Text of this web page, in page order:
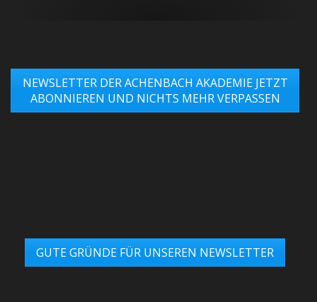
NEWSLETTER DER ACHENBACH AKADEMIE JETZT
ABONNIEREN UND NICHTS MEHR VERPASSEN
GUTE GRÜNDE FÜR UNSEREN NEWSLETTER